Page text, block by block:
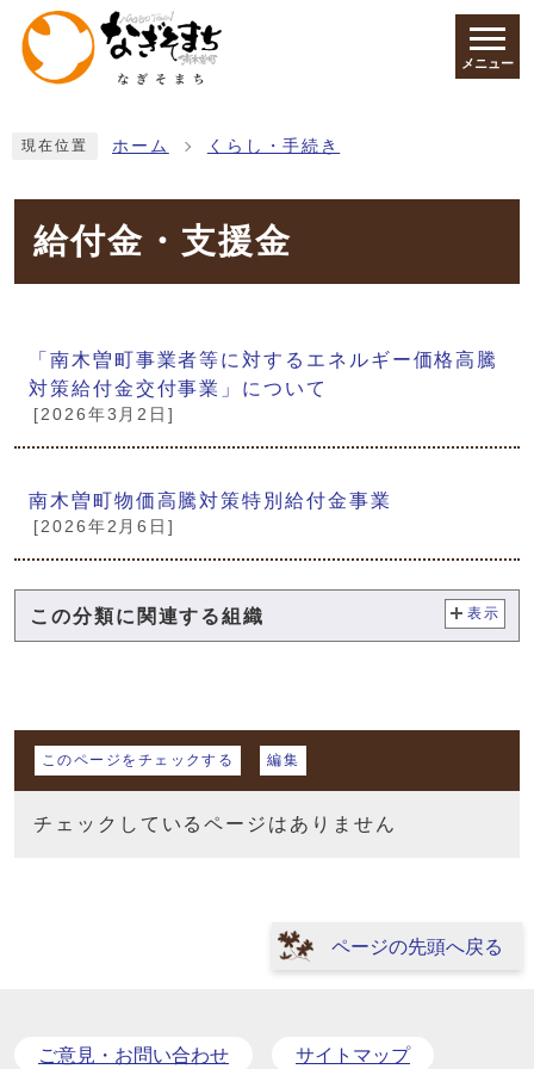
ページの先頭です
メニュー
現在位置 ホーム くらし・手続き
給付金・支援金
メインメニュー
「南木曽町事業者等に対するエネルギー価格高騰
対策給付金交付事業」について
[2026年3月2日]
南木曽町物価高騰対策特別給付金事業
[2026年2月6日]
この分類に関連する組織 表示
マイページ
このページをチェックする 編集
チェックしているページはありません
ページの先頭へ戻る
ご意見・お問い合わせ サイトマップ